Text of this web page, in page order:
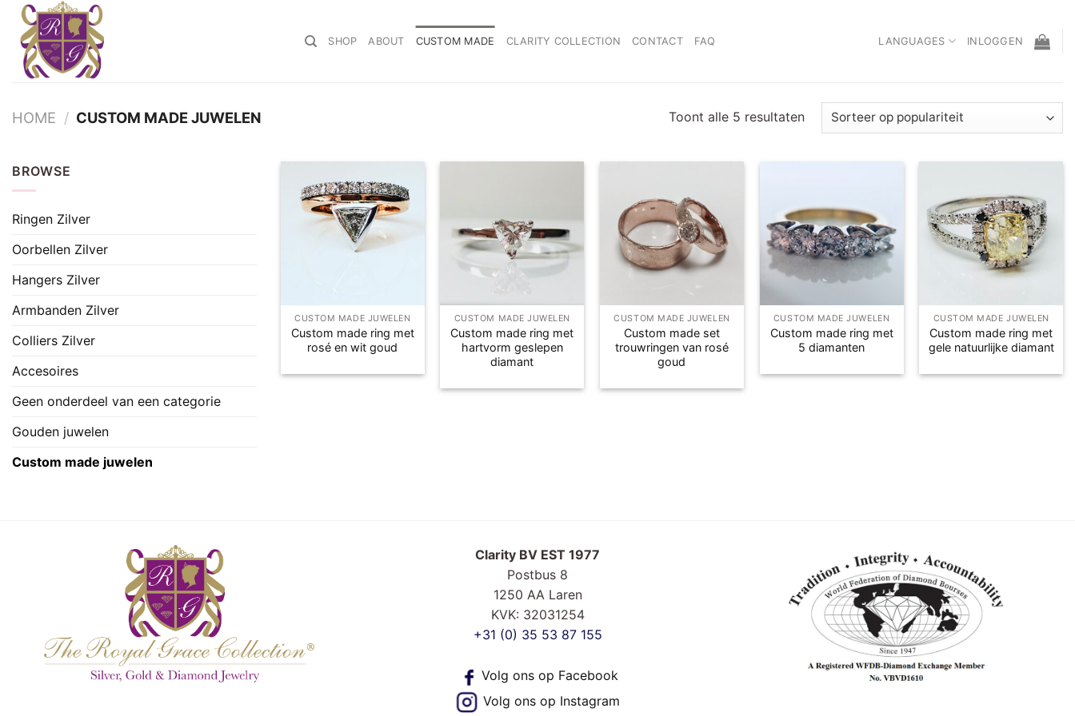
naar
inhoud
SHOP ABOUT CUSTOM MADE CLARITY COLLECTION CONTACT FAQ LANGUAGES INLOGGEN
HOME / CUSTOM MADE JUWELEN Toont alle 5 resultatenGesorteerd
BROWSE
Ringen Zilver
Oorbellen Zilver
Hangers Zilver
Armbanden Zilver
Colliers Zilver
Accesoires
Geen onderdeel van een categorie
Gouden juwelen
Custom made juwelen
Toevoegen
aan
verlanglijst
CUSTOM MADE JUWELEN
Custom made ring met
rosé en wit goud
verlanglijst
CUSTOM MADE JUWELEN
Custom made ring met
hartvorm geslepen
diamant
Toevoegen
aan
verlanglijst
CUSTOM MADE JUWELEN
Custom made set
trouwringen van rosé
goud
Toevoegen
aan
verlanglijst
CUSTOM MADE JUWELEN
Custom made ring met
5 diamanten
Toevoegen
aan
verlanglijst
CUSTOM MADE JUWELEN
Custom made ring met
gele natuurlijke diamant
Clarity BV EST 1977
Postbus 8
1250 AA Laren
KVK: 32031254
+31 (0) 35 53 87 155
Volg ons op Facebook
Volg ons op Instagram